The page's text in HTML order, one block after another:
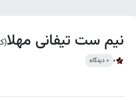
نیم ست تیفانی مهلا(کد: 59042)
0 دیدگاه